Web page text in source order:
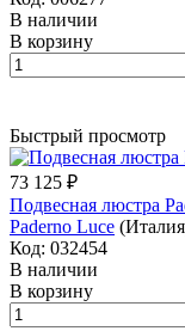
В наличии
В корзину
Быстрый просмотр
73 125 ₽
Подвесная люстра
Paderno Luce
Код: 032454
В наличии
В корзину